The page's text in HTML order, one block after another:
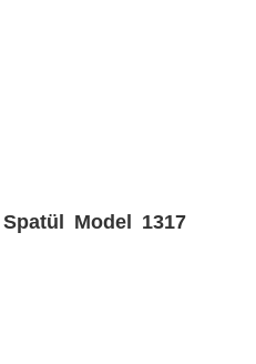
Model 1317